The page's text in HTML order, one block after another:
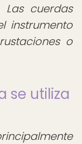
cuerdas
instrumento
o
se utiliza